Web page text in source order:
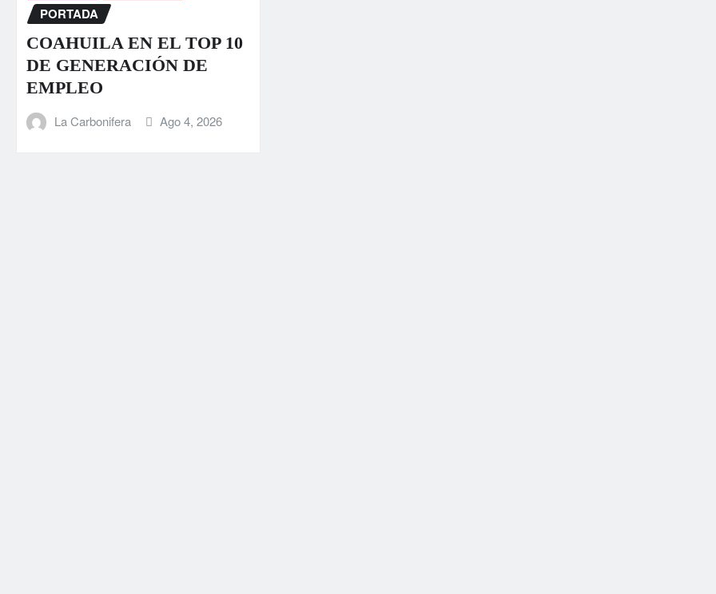
PORTADA
COAHUILA EN EL TOP 10
DE GENERACIÓN DE
EMPLEO
La Carbonifera Ago 4, 2026